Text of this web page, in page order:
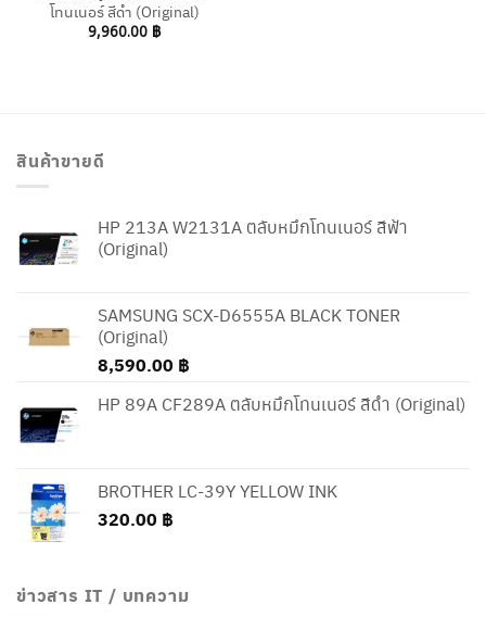
โทนเนอร์ สีดำ (Original)
9,960.00 ฿
สินค้าขายดี
HP 213A W2131A ตลับหมึกโทนเนอร์ สีฟ้า
(Original)
SAMSUNG SCX-D6555A BLACK TONER
(Original)
8,590.00 ฿
HP 89A CF289A ตลับหมึกโทนเนอร์ สีดำ (Original)
BROTHER LC-39Y YELLOW INK
320.00 ฿
ข่าวสาร IT / บทความ